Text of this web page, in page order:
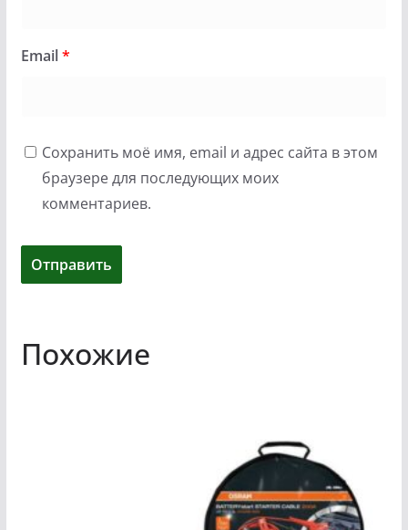
Email*
Сохранить моё имя, email и адрес сайта в этом
браузере для последующих моих
комментариев.
Похожие